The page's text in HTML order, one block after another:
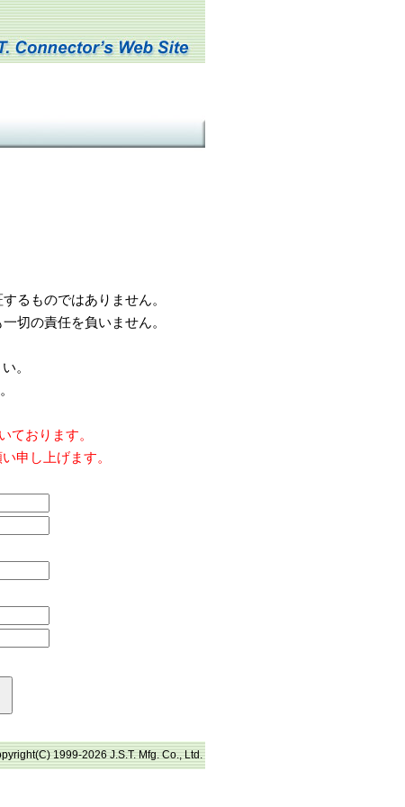
るものではありません。
切の責任を負いません。
。
ております。
申し上げます。
1999-2026 J.S.T. Mfg. Co., Ltd.